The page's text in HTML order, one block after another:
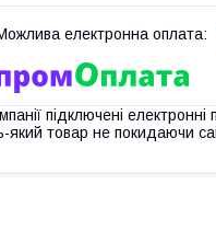
підключені
який товар не покидаючи